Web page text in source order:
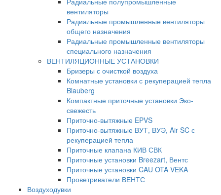
вентиляторы
Радиальные промышленные вентиляторы
общего назначения
Радиальные промышленные вентиляторы
специального назначения
ВЕНТИЛЯЦИОННЫЕ УСТАНОВКИ
Бризеры с очисткой воздуха
Комнатные установки с рекуперацией тепла
Blauberg
Компактные приточные установки Эко-
свежесть
Приточно-вытяжные EPVS
Приточно-вытяжные ВУТ, ВУЭ, Air SC с
рекуперацией тепла
Приточные клапана КИВ СВК
Приточные установки Breezart, Вентс
Приточные установки CAU OTA VEKA
Проветриватели ВЕНТС
Воздуходувки